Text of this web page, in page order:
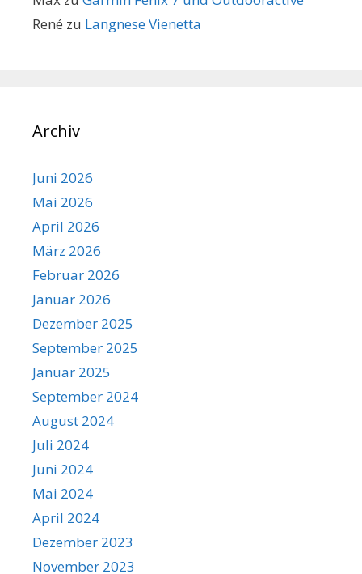
René zu Langnese Vienetta
Archiv
Juni 2026
Mai 2026
April 2026
März 2026
Februar 2026
Januar 2026
Dezember 2025
September 2025
Januar 2025
September 2024
August 2024
Juli 2024
Juni 2024
Mai 2024
April 2024
Dezember 2023
November 2023